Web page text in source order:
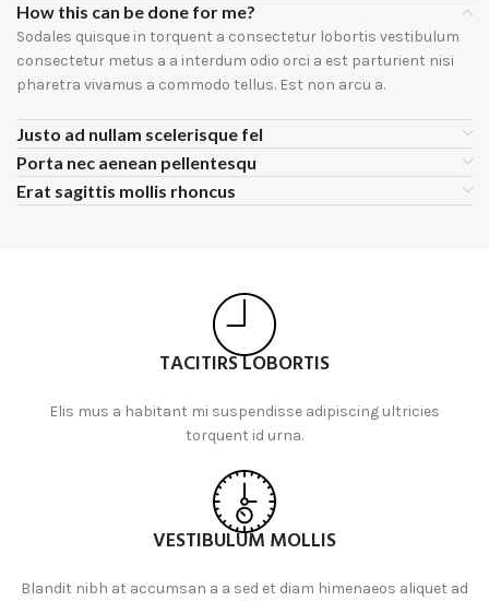
How this can be done for me?
Sodales quisque in torquent a consectetur lobortis vestibulum
consectetur metus a a interdum odio orci a est parturient nisi
pharetra vivamus a commodo tellus. Est non arcu a.
Justo ad nullam scelerisque fel
Porta nec aenean pellentesqu
Erat sagittis mollis rhoncus
TACITIRS LOBORTIS
Elis mus a habitant mi suspendisse adipiscing ultricies
torquent id urna.
VESTIBULUM MOLLIS
Blandit nibh at accumsan a a sed et diam himenaeos aliquet ad